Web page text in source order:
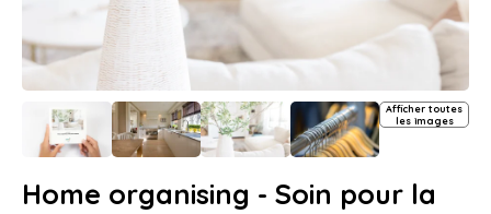
Afficher toutes
les images
Home organising - Soin pour la